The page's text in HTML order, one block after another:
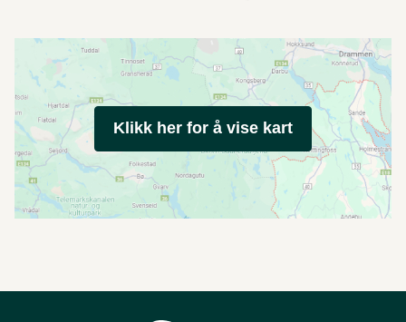
Klikk her for å vise kart